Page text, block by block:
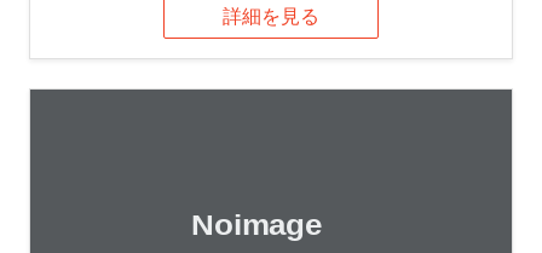
詳細を見る